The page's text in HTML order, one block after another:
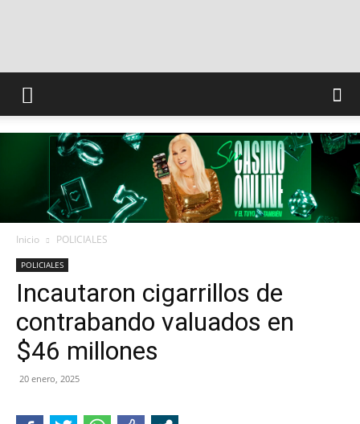
INFO
CONQUISTADORES
Inicio POLICIALES
POLICIALES
Incautaron cigarrillos de
contrabando valuados en
$46 millones
20 enero, 2025